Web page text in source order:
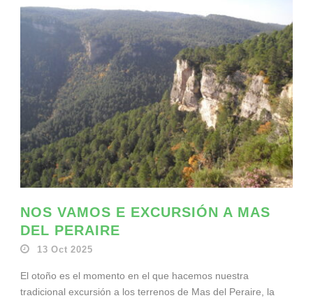
NOS VAMOS E EXCURSIÓN A MAS
DEL PERAIRE
13 Oct 2025
El otoño es el momento en el que hacemos nuestra
tradicional excursión a los terrenos de Mas del Peraire, la